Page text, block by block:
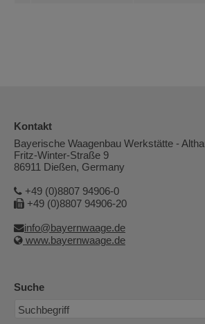
Kontakt
Bayerische Waagenbau Werkstätte -
Fritz-Winter-Straße 9
86911 Dießen, Germany
+49 (0)8807 94906-0
+49 (0)8807 94906-20
info@bayernwaage.de
www.bayernwaage.de
Suche